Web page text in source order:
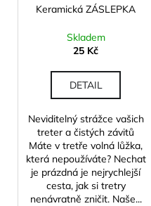
Keramická ZÁSLEPKA
Skladem
25 Kč
DETAIL
Neviditelný strážce vašich
treter a čistých závitů
Máte v tretře volná lůžka,
která nepoužíváte? Nechat
je prázdná je nejrychlejší
cesta, jak si tretry
nenávratně zničit. Naše...